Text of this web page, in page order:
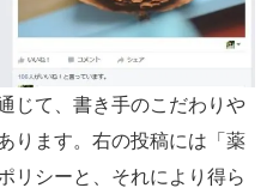
じて、書き手のこだわりや
ります。右の投稿には「薬
リシーと、それにより得ら